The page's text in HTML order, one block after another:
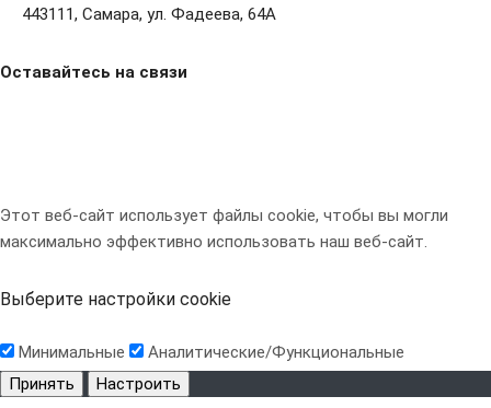
443111, Самара, ул. Фадеева, 64А
Оставайтесь на связи
Этот веб-сайт использует файлы cookie, чтобы вы могли
максимально эффективно использовать наш веб-сайт.
Выберите настройки cookie
Минимальные
Аналитические/Функциональные
Принять
Настроить